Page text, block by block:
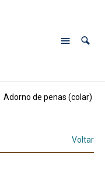
Adorno de penas (colar)
Voltar